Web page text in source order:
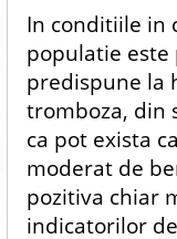
In conditiile in
populatie este
predispune la
tromboza, din
ca pot exista
moderat de
pozitiva chiar
indicatorilor